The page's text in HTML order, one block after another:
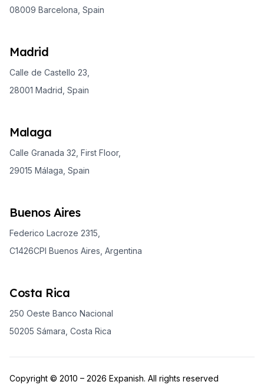
08009 Barcelona, Spain
Madrid
Calle de Castello 23,
28001 Madrid, Spain
Malaga
Calle Granada 32, First Floor,
29015 Málaga, Spain
Buenos Aires
Federico Lacroze 2315,
C1426CPI Buenos Aires, Argentina
Costa Rica
250 Oeste Banco Nacional
50205 Sámara, Costa Rica
Copyright © 2010 – 2026 Expanish. All rights reserved